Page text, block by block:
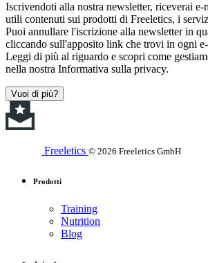
Iscrivendoti alla nostra newsletter, riceverai e-
utili contenuti sui prodotti di Freeletics, i
Puoi annullare l'iscrizione alla newsletter in
cliccando sull'apposito link che trovi in ogni
Leggi di più al riguardo e scopri come
nella nostra Informativa sulla privacy.
Vuoi di più?
Freeletics © 2026 Freeletics GmbH
Prodotti
Training
Nutrition
Blog